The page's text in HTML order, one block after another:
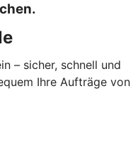
– sicher, schnell und
Ihre Aufträge von